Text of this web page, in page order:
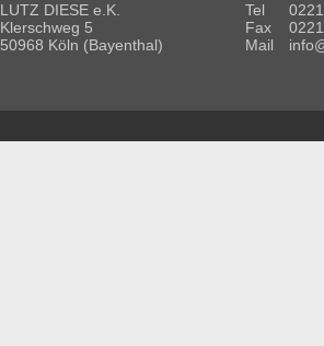
LUTZ DIESE e.K.
Klerschweg 5
50968 Köln (Bayenthal)
Tel
Fax
Mail